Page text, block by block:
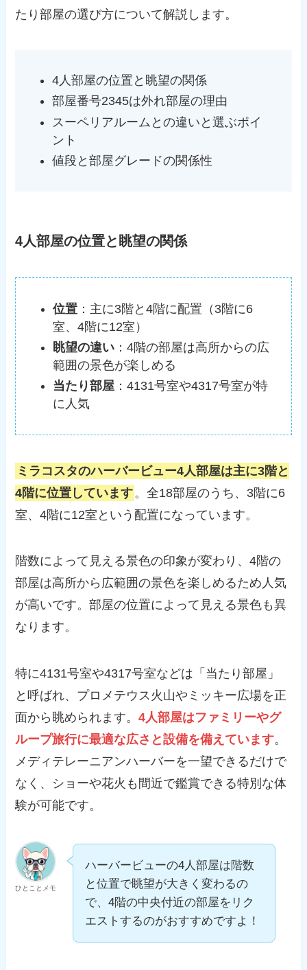
たり部屋の選び方について解説します。
4人部屋の位置と眺望の関係
部屋番号2345は外れ部屋の理由
スーペリアルームとの違いと選ぶポイ
ント
値段と部屋グレードの関係性
4人部屋の位置と眺望の関係
位置 ：主に3階と4階に配置（3階に6
室、4階に12室）
眺望の違い ：4階の部屋は高所からの広
範囲の景色が楽しめる
当たり部屋 ：4131号室や4317号室が特
に人気
ミラコスタのハーバービュー4人部屋は主に3階と
4階に位置しています 。全18部屋のうち、3階に6
室、4階に12室という配置になっています。
階数によって見える景色の印象が変わり、4階の
部屋は高所から広範囲の景色を楽しめるため人気
が高いです。部屋の位置によって見える景色も異
なります。
特に4131号室や4317号室などは「当たり部屋」
と呼ばれ、プロメテウス火山やミッキー広場を正
面から眺められます。4人部屋はファミリーやグ
ループ旅行に最適な広さと設備を備えています。
メディテレーニアンハーバーを一望できるだけで
なく、ショーや花火も間近で鑑賞できる特別な体
験が可能です。
ひとことメモ
ハーバービューの4人部屋は階数
と位置で眺望が大きく変わるの
で、4階の中央付近の部屋をリク
エストするのがおすすめですよ！